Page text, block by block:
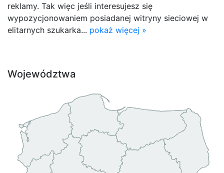
reklamy. Tak więc jeśli interesujesz się
wypozycjonowaniem posiadanej witryny sieciowej w
elitarnych szukarka... pokaż więcej »
Województwa